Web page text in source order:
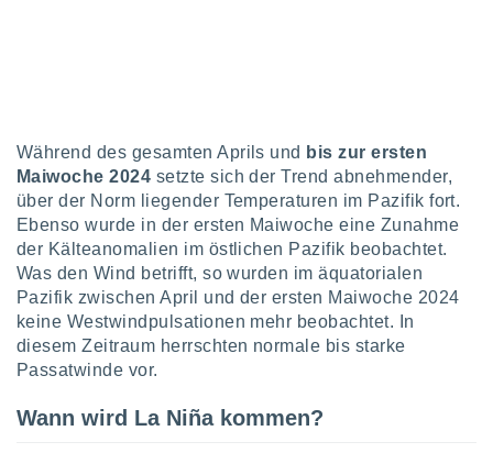
Während des gesamten Aprils und bis zur ersten
Maiwoche 2024 setzte sich der Trend abnehmender,
über der Norm liegender Temperaturen im Pazifik fort.
Ebenso wurde in der ersten Maiwoche eine Zunahme
der Kälteanomalien im östlichen Pazifik beobachtet.
Was den Wind betrifft, so wurden im äquatorialen
Pazifik zwischen April und der ersten Maiwoche 2024
keine Westwindpulsationen mehr beobachtet. In
diesem Zeitraum herrschten normale bis starke
Passatwinde vor.
Wann wird La Niña kommen?